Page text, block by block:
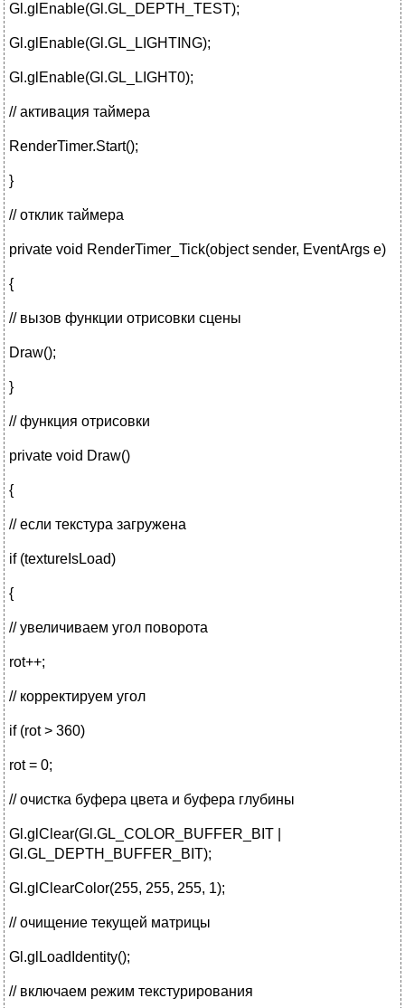
Gl.glEnable(Gl.GL_DEPTH_TEST);
Gl.glEnable(Gl.GL_LIGHTING);
Gl.glEnable(Gl.GL_LIGHT0);
// активация таймера
RenderTimer.Start();
}
// отклик таймера
private void RenderTimer_Tick(object sender, EventArgs e)
{
// вызов функции отрисовки сцены
Draw();
}
// функция отрисовки
private void Draw()
{
// если текстура загружена
if (textureIsLoad)
{
// увеличиваем угол поворота
rot++;
// корректируем угол
if (rot > 360)
rot = 0;
// очистка буфера цвета и буфера глубины
Gl.glClear(Gl.GL_COLOR_BUFFER_BIT |
Gl.GL_DEPTH_BUFFER_BIT);
Gl.glClearColor(255, 255, 255, 1);
// очищение текущей матрицы
Gl.glLoadIdentity();
// включаем режим текстурирования